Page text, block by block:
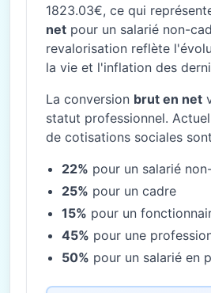
1823.03€, ce qui
net pour un salarié non-
revalorisation reflète
la vie et l'inflation des
La conversion brut en net
statut professionnel.
de cotisations sociales
22% pour un salarié
25% pour un cadre
15% pour un
45% pour une
50% pour un salarié en